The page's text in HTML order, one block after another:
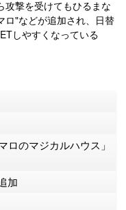
攻撃を受けてもひるまな
ロ"などが追加され、日替
しやすくなっている
ロのマジカルハウス」
加